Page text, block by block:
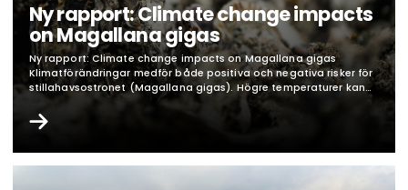
Ny rapport: Climate change impacts
on Magallana gigas
Ny rapport: Climate change impacts on Magallana gigas
Klimatförändringar medför både positiva och negativa risker för
stillahavsostronet (Magallana gigas). Högre temperaturer kan
öka tillväxt, överlevnad och reproduktion i Sverige, men extrem
värme kan öka sjuklighet. Förändrad salthalt och pH påverkar
särskilt larver. Indirekta effekter som syrebrist och förändrad